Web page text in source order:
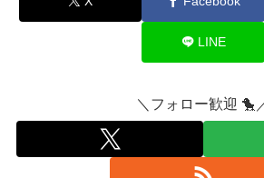
LINE
＼フォロー歓迎 🐤